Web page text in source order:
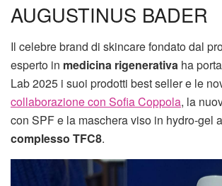
AUGUSTINUS BADER
Il celebre brand di skincare fondato dal
esperto in medicina rigenerativa ha
Lab 2025 i suoi prodotti best seller e le
collaborazione con Sofia Coppola, la
con SPF e la maschera viso in hydro-gel
complesso TFC8.